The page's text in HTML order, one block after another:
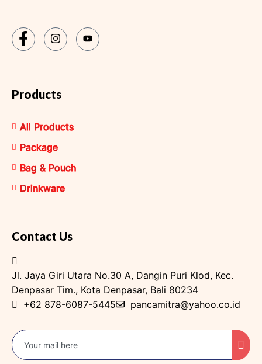
Products
All Products
Package
Bag & Pouch
Drinkware
Contact Us
Jl. Jaya Giri Utara No.30 A, Dangin Puri Klod, Kec.
Denpasar Tim., Kota Denpasar, Bali 80234
+62 878-6087-5445
pancamitra@yahoo.co.id